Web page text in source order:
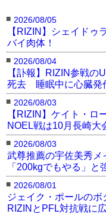
■ 2026/08/05
【RIZIN】シェイドゥ
バイ肉体！
■ 2026/08/04
【訃報】RIZIN参戦
死去 睡眠中に心臓発
■ 2026/08/03
【RIZIN】ケイト・
NOEL戦は10月長崎大
■ 2026/08/03
武尊推薦の宇佐美秀
「200kgでもやる」と
■ 2026/08/01
ジェイク・ポールのボ
RIZINとPFL対抗戦に